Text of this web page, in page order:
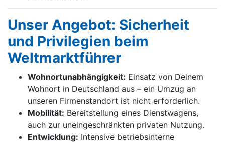
Unser Angebot: Sicherheit
und Privilegien beim
Weltmarktführer
Wohnortunabhängigkeit: Einsatz von Deinem
Wohnort in Deutschland aus – ein Umzug an
unseren Firmenstandort ist nicht erforderlich.
Mobilität: Bereitstellung eines Dienstwagens,
auch zur uneingeschränkten privaten Nutzung.
Entwicklung: Intensive betriebsinterne